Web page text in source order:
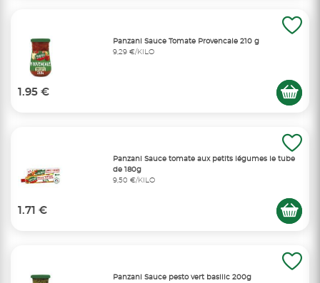
Panzani Sauce Tomate Provencale 210 g
9,29 €/KILO
1.95 €
Panzani Sauce tomate aux petits légumes le tube
de 180g
9,50 €/KILO
1.71 €
Panzani Sauce pesto vert basilic 200g